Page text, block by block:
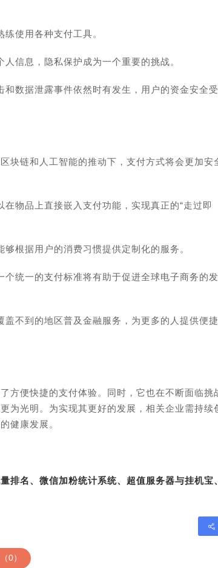
使用各种支付工具。
信息，隐私保护成为一个重要的挑战。
和数据泄露事件依然时有发生，用户的资金安全受
块链和人工智能的推动下，支付方式将会更加安
在物品上直接嵌入支付功能，实现真正的“走过即
够根据用户的消费习惯提供定制化的服务。
个统一的支付标准将有助于促进全球电子商务的发
盖不到的地区普及金融服务，为更多的人提供便捷
方便快捷的支付体验。同时，它也在不断面临挑
为光明。为实现其更好的发展，相关企业需持续
健康发展。
排名、微信加粉统计系统、超值服务器与挂机宝
0）